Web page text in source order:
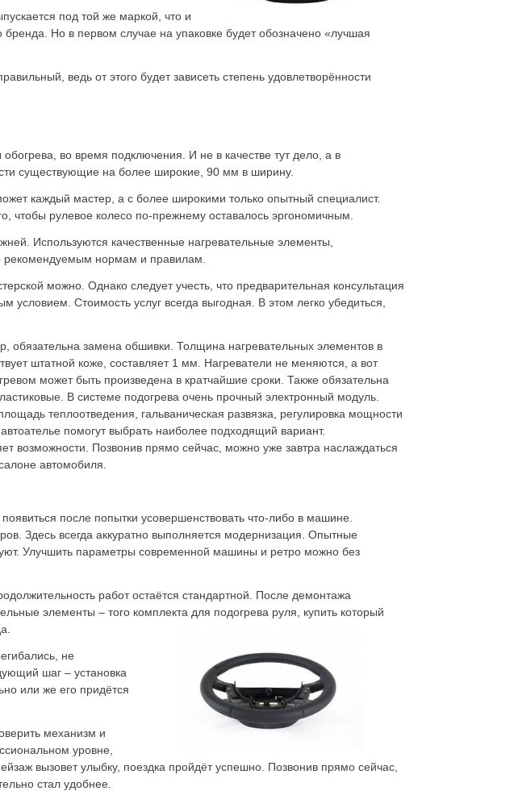
под той же маркой, что и
Но в первом случае на упаковке будет обозначено «лучшая
ведь от этого будет зависеть степень удовлетворённости
во время подключения. И не в качестве тут дело, а в
существующие на более широкие, 90 мм в ширину.
каждый мастер, а с более широкими только опытный специалист.
чтобы рулевое колесо по-прежнему оставалось эргономичным.
Используются качественные нагревательные элементы,
рекомендуемым нормам и правилам.
можно. Однако следует учесть, что предварительная консультация
Стоимость услуг всегда выгодная. В этом легко убедиться,
обязательна замена обшивки. Толщина нагревательных элементов в
штатной коже, составляет 1 мм. Нагреватели не меняются, а вот
может быть произведена в кратчайшие сроки. Также обязательна
В системе подогрева очень прочный электронный модуль.
теплоотведения, гальваническая развязка, регулировка мощности
помогут выбрать наиболее подходящий вариант.
возможности. Позвонив прямо сейчас, можно уже завтра наслаждаться
автомобиля.
после попытки усовершенствовать что-либо в машине.
Здесь всегда аккуратно выполняется модернизация. Опытные
Улучшить параметры современной машины и ретро можно без
работ остаётся стандартной. После демонтажа
элементы – того комплекта для подогрева руля, купить который
не
шаг – установка
или же его придётся
механизм и
уровне,
вызовет улыбку, поездка пройдёт успешно. Позвонив прямо сейчас,
стал удобнее.